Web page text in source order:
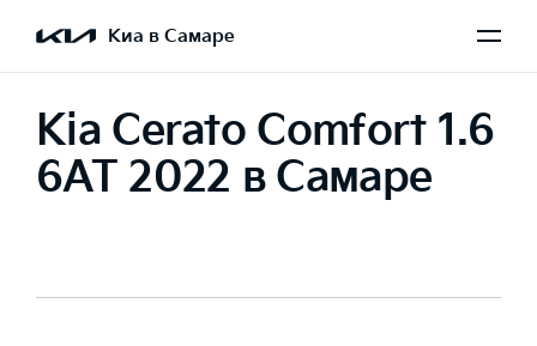
Киа в Самаре
Kia Cerato Comfort 1.6
6AT 2022 в Самаре